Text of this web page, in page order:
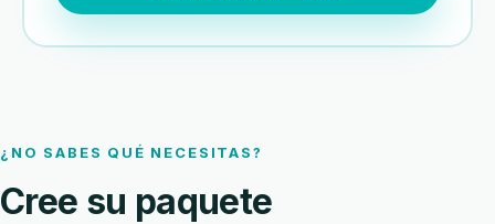
¿NO SABES QUÉ NECESITAS?
Cree su paquete